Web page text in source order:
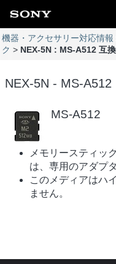
機器・アクセサリー対応情報
ク
NEX-5N : MS-A512 互
NEX-5N - MS-A512
MS-A512
メモリースティッ
は、専用のアダプ
このメディアはハ
ません。